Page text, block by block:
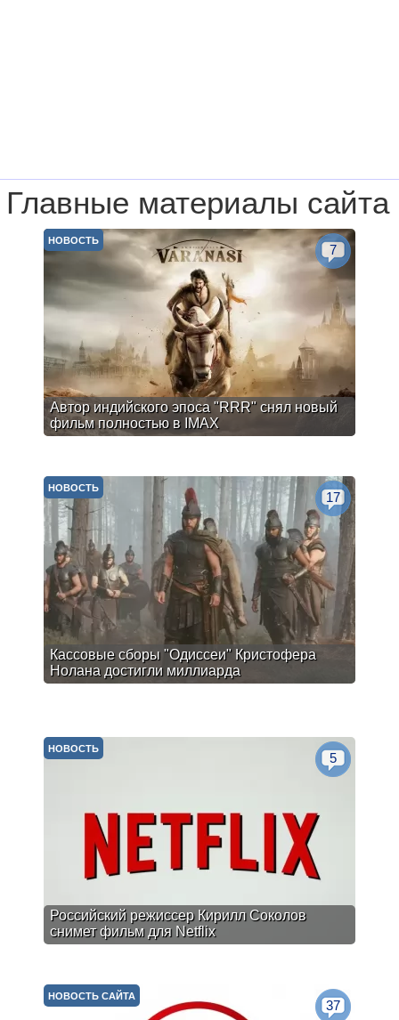
Главные материалы сайта
Автор индийского эпоса "RRR" снял новый
фильм полностью в IMAX
НОВОСТЬ
7
Кассовые сборы "Одиссеи" Кристофера
Нолана достигли миллиарда
НОВОСТЬ
17
Российский режиссер Кирилл Соколов
снимет фильм для Netflix
НОВОСТЬ
5
НОВОСТЬ САЙТА
37